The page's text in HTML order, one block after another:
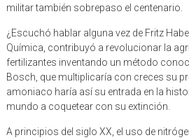
Química, contribuyó a revolucionar la
fertilizantes inventando un método
Bosch, que multiplicaría con creces su
amoniaco haría así su entrada en la
mundo a coquetear con su extinción.
mediante fertilizantes era tan solo una